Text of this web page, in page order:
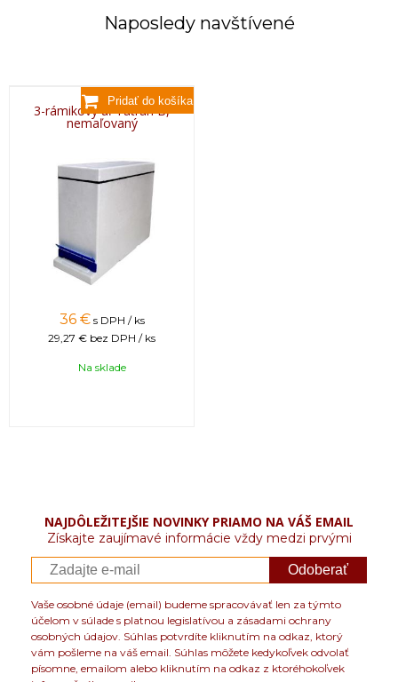
Naposledy navštívené
3-rámikový úľ Tatran B,
nemaľovaný
36 € s DPH / ks
29,27 € bez DPH / ks
Na sklade
NAJDÔLEŽITEJŠIE NOVINKY PRIAMO NA VÁŠ EMAIL
Získajte zaujímavé informácie vždy medzi prvými
Odoberať
Vaše osobné údaje (email) budeme spracovávať len za týmto
účelom v súlade s platnou legislatívou a zásadami ochrany
osobných údajov. Súhlas potvrdíte kliknutím na odkaz, ktorý
vám pošleme na váš email. Súhlas môžete kedykoľvek odvolať
písomne, emailom alebo kliknutím na odkaz z ktoréhokoľvek